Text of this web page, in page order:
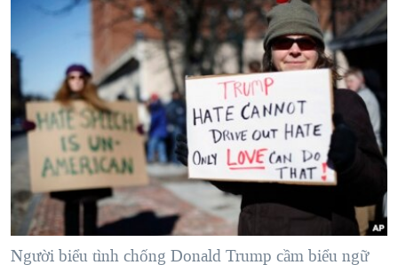
Người biểu tình chống Donald Trump cầm biểu ngữ